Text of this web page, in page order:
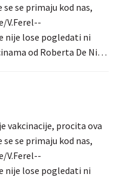
se primaju kod nas,
V.Ferel--
od Roberta De Nira
vakcinacije, procita ova
se primaju kod nas,
V.Ferel--